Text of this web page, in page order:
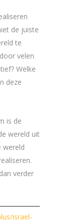
de juiste
te
velen
Welke
deze
is de
wereld uit
wereld
verder
israel-